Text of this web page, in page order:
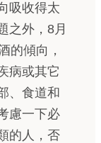
吸收得太
之外，8月
的傾向，
病或其它
、食道和
慮一下必
的人，否